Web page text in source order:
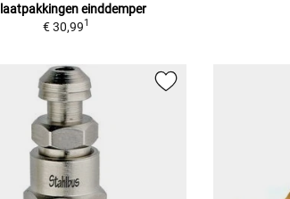
einddemper
€ 30,991